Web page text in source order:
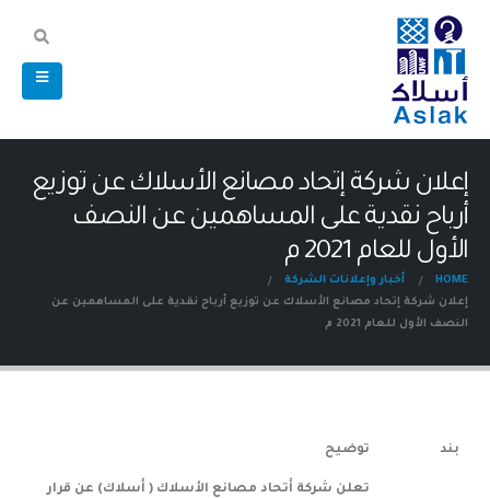
إعلان شركة إتحاد مصانع الأسلاك عن توزيع
أرباح نقدية على المساهمين عن النصف
الأول للعام 2021 م
HOME
أخبار وإعلانات الشركة
إعلان شركة إتحاد مصانع الأسلاك عن توزيع أرباح نقدية على المساهمين عن
النصف الأول للعام 2021 م
بند توضيح
تعلن شركة أتحاد مصانع الأسلاك ( أسلاك) عن قرار